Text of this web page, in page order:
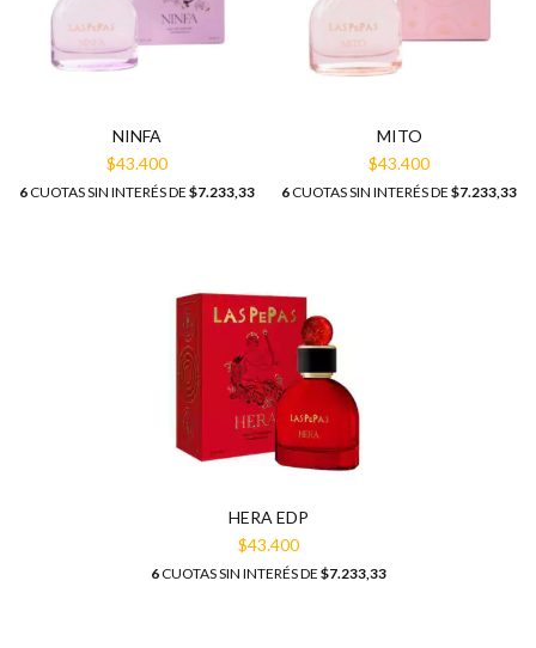
NINFA
$43.400
6 CUOTAS SIN INTERÉS DE $7.233,33
MITO
$43.400
6 CUOTAS SIN INTERÉS DE $7.233,33
HERA EDP
$43.400
6CUOTAS SIN INTERÉS DE $7.233,33